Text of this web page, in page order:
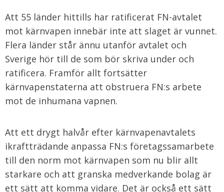
Att 55 länder hittills har ratificerat FN-avtalet
mot kärnvapen innebär inte att slaget är vunnet.
Flera länder står ännu utanför avtalet och
Sverige hör till de som bör skriva under och
ratificera. Framför allt fortsätter
kärnvapenstaterna att obstruera FN:s arbete
mot de inhumana vapnen.
Att ett drygt halvår efter kärnvapenavtalets
ikraftträdande anpassa FN:s företagssamarbete
till den norm mot kärnvapen som nu blir allt
starkare och att granska medverkande bolag är
ett sätt att komma vidare. Det är också ett sätt